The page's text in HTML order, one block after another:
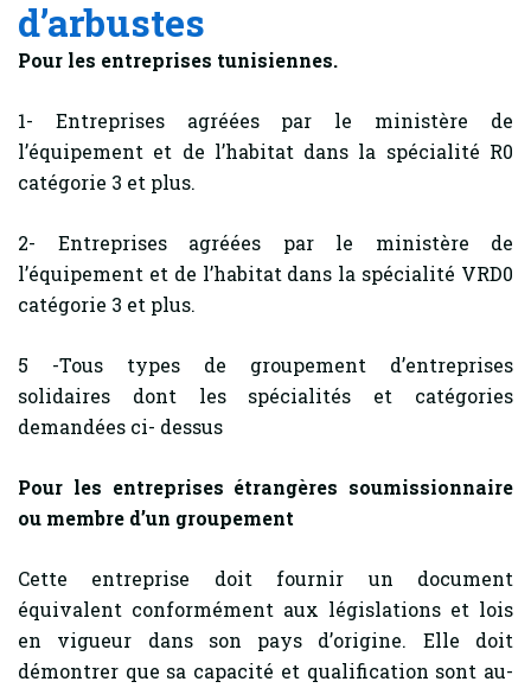
d’arbustes
Pour les entreprises tunisiennes.
1- Entreprises agréées par le ministère de
l’équipement et de l’habitat dans la spécialité R0
catégorie 3 et plus.
2- Entreprises agréées par le ministère de
l’équipement et de l’habitat dans la spécialité VRD0
catégorie 3 et plus.
5 -Tous types de groupement d’entreprises
solidaires dont les spécialités et catégories
demandées ci- dessus
Pour les entreprises étrangères soumissionnaire
ou membre d’un groupement
Cette entreprise doit fournir un document
équivalent conformément aux législations et lois
en vigueur dans son pays d’origine. Elle doit
démontrer que sa capacité et qualification sont au-